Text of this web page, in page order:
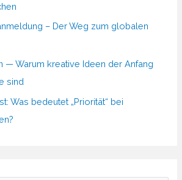
– Der Weg zum globalen
— Warum kreative Ideen der Anfang
sind
Was bedeutet „Priorität“ bei